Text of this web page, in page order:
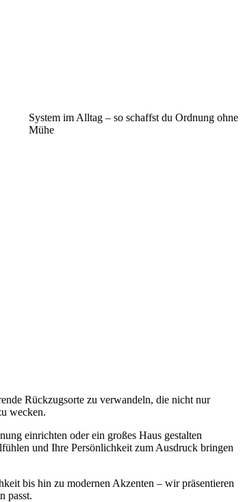
System im Alltag – so schaffst du Ordnung ohne
Mühe
Rückzugsorte zu verwandeln, die nicht nur
wecken.
einrichten oder ein großes Haus gestalten
und Ihre Persönlichkeit zum Ausdruck bringen
bis hin zu modernen Akzenten – wir präsentieren
passt.